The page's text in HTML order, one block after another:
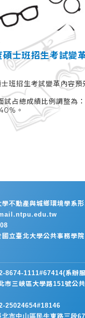
碩士班招生考試變
班招生考試變革內容預
試占總成績比例調整為
。
8674-1111#67414(系辦
市三峽區大學路151號公
25024654#18146
市中山區民生東路三段
不動產與城鄉環境學系形
立臺北大學公共事務學